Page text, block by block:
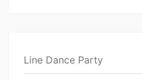
Line Dance Party